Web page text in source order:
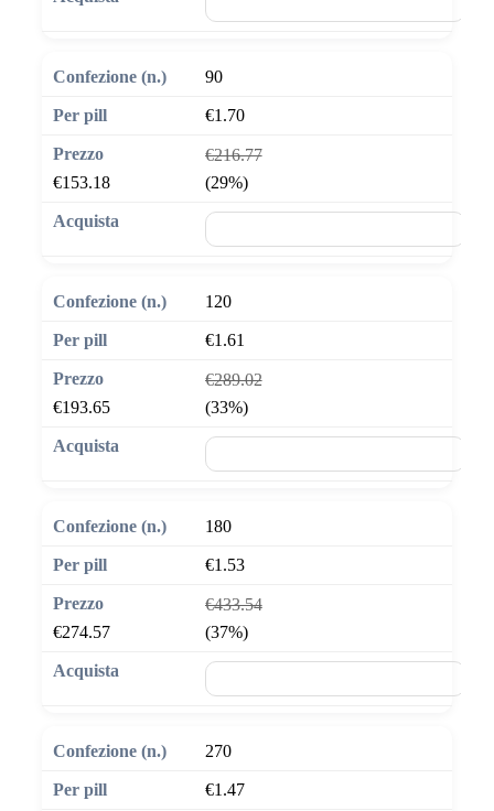
90
€1.70
€216.77
€153.18
(29%)
120
€1.61
€289.02
€193.65
(33%)
180
€1.53
€433.54
€274.57
(37%)
270
€1.47